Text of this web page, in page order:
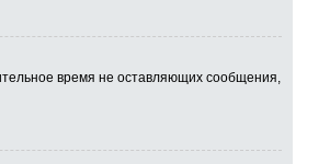
время не оставляющих сообщения,